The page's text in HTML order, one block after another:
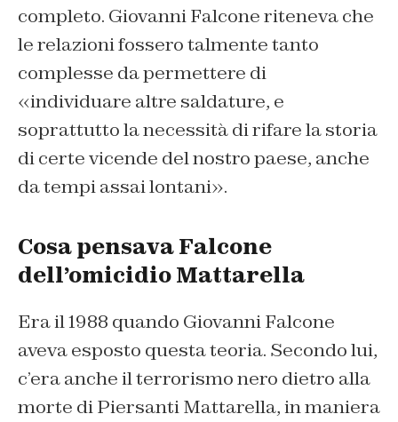
completo. Giovanni Falcone riteneva che
le relazioni fossero talmente tanto
complesse da permettere di
«individuare altre saldature, e
soprattutto la necessità di rifare la storia
di certe vicende del nostro paese, anche
da tempi assai lontani».
Cosa pensava Falcone
dell’omicidio Mattarella
Era il 1988 quando Giovanni Falcone
aveva esposto questa teoria. Secondo lui,
c’era anche il terrorismo nero dietro alla
morte di Piersanti Mattarella, in maniera